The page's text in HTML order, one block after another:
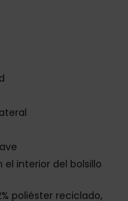
interior del bolsillo
poliéster reciclado,